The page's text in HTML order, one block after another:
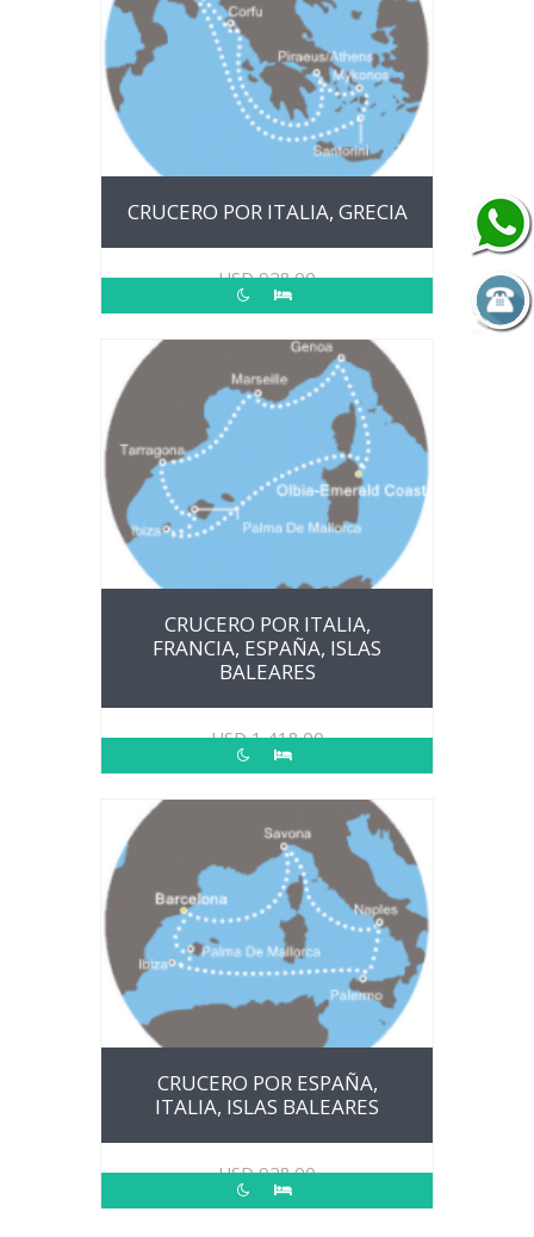
CRUCERO POR ITALIA, GRECIA
USD928.00
CRUCERO POR ITALIA,
FRANCIA, ESPAÑA, ISLAS
BALEARES
USD1,418.00
CRUCERO POR ESPAÑA,
ITALIA, ISLAS BALEARES
USD928.00